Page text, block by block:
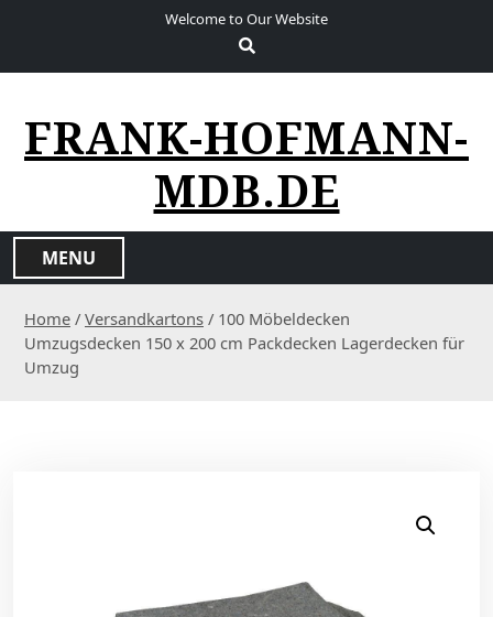
Welcome to Our Website
FRANK-HOFMANN-
MDB.DE
MENU
Home / Versandkartons / 100 Möbeldecken
Umzugsdecken 150 x 200 cm Packdecken Lagerdecken für
Umzug